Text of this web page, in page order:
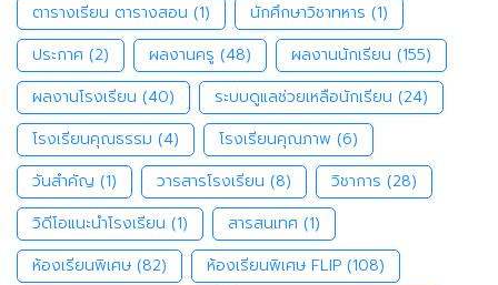
ตารางเรียน ตารางสอน (1) นักศึกษาวิชาทหาร (1)
ประกาศ (2) ผลงานครู (48) ผลงานนักเรียน (155)
ผลงานโรงเรียน (40) ระบบดูแลช่วยเหลือนักเรียน (24)
โรงเรียนคุณธรรม (4) โรงเรียนคุณภาพ (6)
วันสำคัญ (1) วารสารโรงเรียน (8) วิชาการ (28)
วิดีโอแนะนำโรงเรียน (1) สารสนเทศ (1)
ห้องเรียนพิเศษ (82) ห้องเรียนพิเศษ FLIP (108)